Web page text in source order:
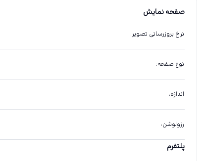
صفحه نمایش
نرخ بروزرسانی تصویر:
نوع صفحه:
اندازه:
رزولوشن:
پلتفرم